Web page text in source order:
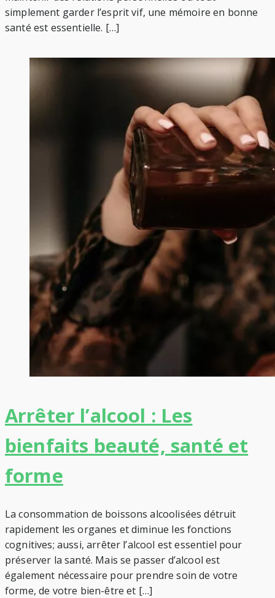
simplement garder l’esprit vif, une mémoire en bonne
santé est essentielle. […]
Arrêter l’alcool : Les
bienfaits beauté, santé et
forme
La consommation de boissons alcoolisées détruit
rapidement les organes et diminue les fonctions
cognitives; aussi, arrêter l’alcool est essentiel pour
préserver la santé. Mais se passer d’alcool est
également nécessaire pour prendre soin de votre
forme, de votre bien-être et […]